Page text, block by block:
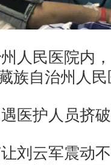
人民医院内
族自治州人
医护人员挤
刘云军震动